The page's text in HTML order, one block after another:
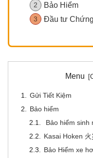
Bảo Hiểm
Đầu tư
Menu
Gửi Tiết Kiệm
Bảo hiểm
Bảo hiểm sinh
Kasai Hoken
Bảo Hiểm xe